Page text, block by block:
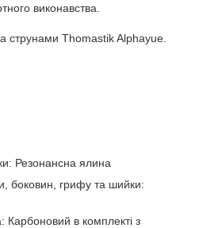
виконавства.
струнами Thomastik Alphayue.
Резонансна ялина
боковин, грифу та шийки:
Карбоновий в комплекті з